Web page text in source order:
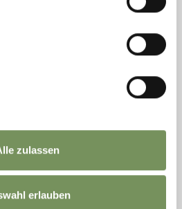
zulassen
erlauben
Inaugurata nel 2008, offre opportunità